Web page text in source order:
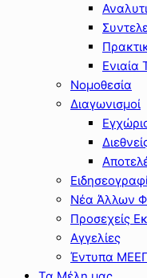
Ενιαία
Νομοθεσία
Διαγωνισμοί
Νέα Άλλων
Προσεχείς
Αγγελίες
Έντυπα